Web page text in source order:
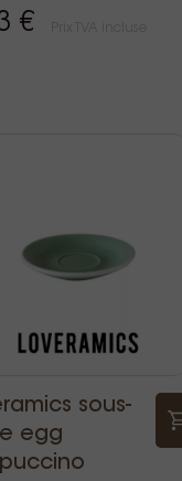
€
sous-
egg